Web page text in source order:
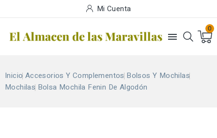
Mi Cuenta

0
Inicio Accesorios Y Complementos Bolsos Y Mochilas
Mochilas Bolsa Mochila Fenin De Algodón